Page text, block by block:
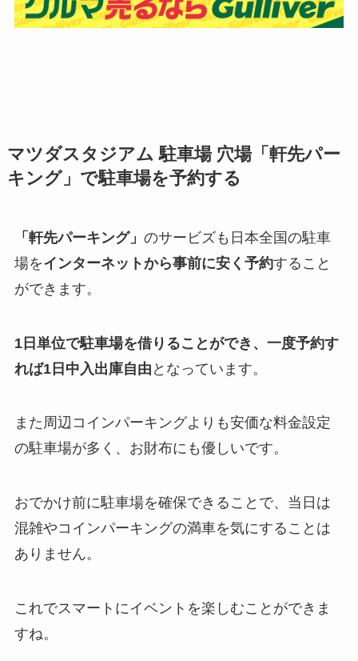
マツダスタジアム 駐車場 穴場「軒先パー
キング」で駐車場を予約する
「軒先パーキング」 のサービズも日本全国の駐車
場をインターネットから事前に安く予約すること
ができます。
1日単位で駐車場を借りることができ、一度予約す
れば1日中入出庫自由 となっています。
また周辺コインパーキングよりも安価な料金設定
の駐車場が多く、お財布にも優しいです。
おでかけ前に駐車場を確保できることで、当日は
混雑やコインパーキングの満車を気にすることは
ありません。
これでスマートにイベントを楽しむことができま
すね。